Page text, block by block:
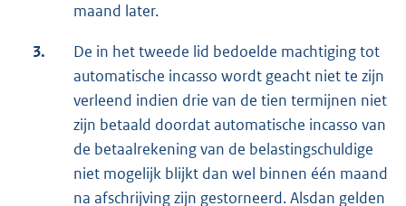
maand later.
3.
De in het tweede lid bedoelde machtiging tot
automatische incasso wordt geacht niet te zijn
verleend indien drie van de tien termijnen niet
zijn betaald doordat automatische incasso van
de betaalrekening van de belastingschuldige
niet mogelijk blijkt dan wel binnen één maand
na afschrijving zijn gestorneerd. Alsdan gelden